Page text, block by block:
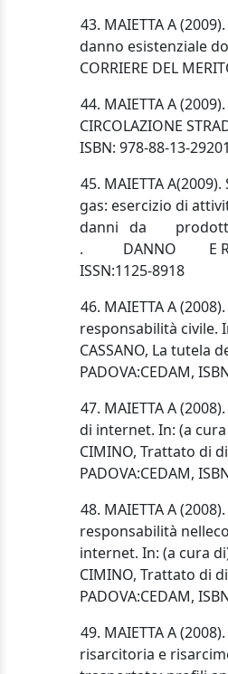
43. MAIETTA A
danno esistenziale
CORRIERE DEL
44. MAIETTA A (2009).
CIRCOLAZIONE
ISBN: 978-88-13-
45. MAIETTA A(2009).
gas: esercizio di
danni da
.
DANNO E
ISSN:1125-8918
46. MAIETTA A
responsabilità civile.
CASSANO, La tutela
PADOVA:CEDAM,
47. MAIETTA A
di internet. In: (a cura
CIMINO, Trattato di
PADOVA:CEDAM,
48. MAIETTA A
responsabilità nelle
internet. In: (a cura
CIMINO, Trattato di
PADOVA:CEDAM,
49. MAIETTA A
risarcitoria e